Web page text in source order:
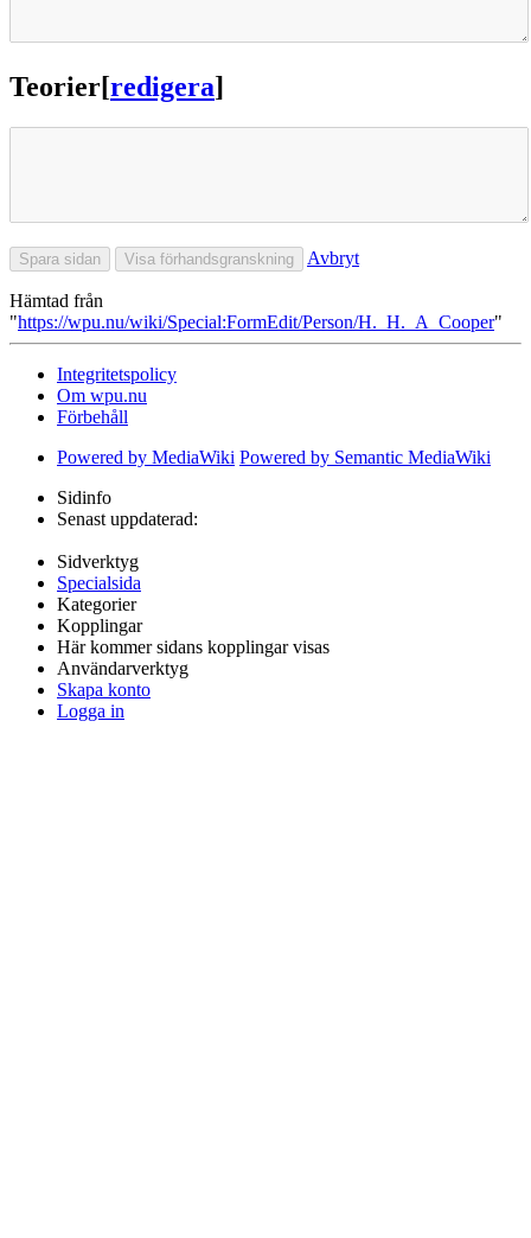
Teorier[redigera]
Avbryt
Hämtad från
"https://wpu.nu/wiki/Special:FormEdit/Person/H._H._A_Cooper"
Integritetspolicy
Om wpu.nu
Förbehåll
Powered by MediaWiki Powered by Semantic MediaWiki
Sidinfo
Senast uppdaterad:
Sidverktyg
Specialsida
Kategorier
Kopplingar
Här kommer sidans kopplingar visas
Användarverktyg
Skapa konto
Logga in